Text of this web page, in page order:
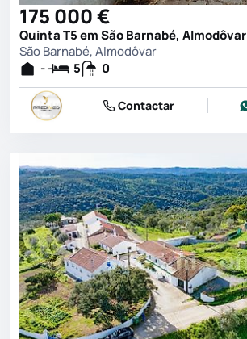
175 000 €
Quinta T5 em São Barnabé, Almodôvar
São Barnabé, Almodôvar
- -
5 0
Contactar